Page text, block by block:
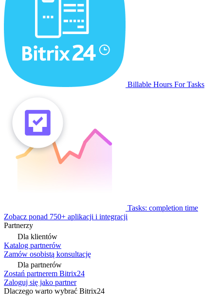
Billable Hours For Tasks
Tasks: completion time
Zobacz ponad 750+ aplikacji i integracji
Partnerzy
Dla klientów
Katalog partnerów
Zamów osobistą konsultację
Dla partnerów
Zostań partnerem Bitrix24
Zaloguj się jako partner
Dlaczego warto wybrać Bitrix24